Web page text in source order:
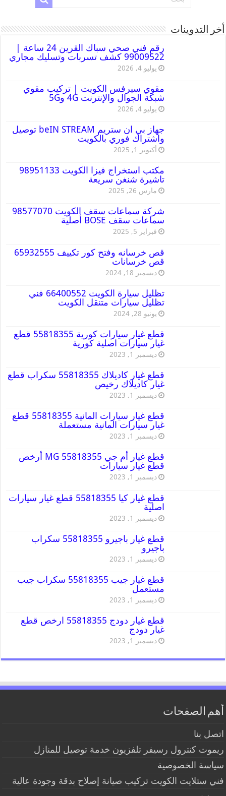
أخر التدوينات
رقم فني صحي سباك القرين 24 ساعة |
99009522 كشف تسربات وتسليك مجاري
يوليو 4, 2026
مقوي سيرفس الكويت | تركيب مقوي
شبكة الجوال والإنترنت 4G و5G
يوليو 4, 2026
جهاز بي ان ستريم beIN STREAM توصيل
واشتراك فوري بالكويت
أكتوبر 1, 2025
مكتب استخراج فيزا الكويت 98951133
تاشيرة شنغن سريعة
مارس 26, 2025
شركة سماعات سقف الكويت 98577070
سماعات سقف BOSE أصلية
فبراير 5, 2025
قص خرسانه وفتح كور تكييف 65932555
قص خرسانات
ديسمبر 18, 2024
تظليل سيارة الكويت 66400552 فني
تظليل سيارات متنقل الكويت
يونيو 28, 2024
قطع غيار سيارات كورية 55818355 قطع
غيار سيارات اصلية كورية
ديسمبر 1, 2023
قطع غيار كاديلاك 55818355 سكراب قطع
غيار كاديلاك رخيص
ديسمبر 1, 2023
قطع غيار سيارات المانية 55818355 قطع
غيار سيارات المانية مستعملة
ديسمبر 1, 2023
قطع غيار أم جي MG 55818355 أرخص
قطع غيار سيارات
ديسمبر 1, 2023
قطع غيار كيا 55818355 قطع غيار سيارات
اصلية
ديسمبر 1, 2023
قطع غيار باجيرو 55818355 سكراب
باجيرو
ديسمبر 1, 2023
قطع غيار جيب 55818355 سكراب جيب
مستعمل
ديسمبر 1, 2023
قطع غيار دودج 55818355 ارخص قطع
غيار دودج
ديسمبر 1, 2023
أهم الصفحات
اتصل بنا
ريموت كنترول رسيفر تلفزيون خدمة توصيل للمنازل
سياسة الخصوصية
فني ستلايت الكويت تركيب صيانة إصلاح بدقة وجودة عالية